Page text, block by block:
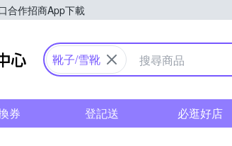
合作招商App下載
Yahoo購物中心
靴子/雪靴
券 登記送 必逛好店